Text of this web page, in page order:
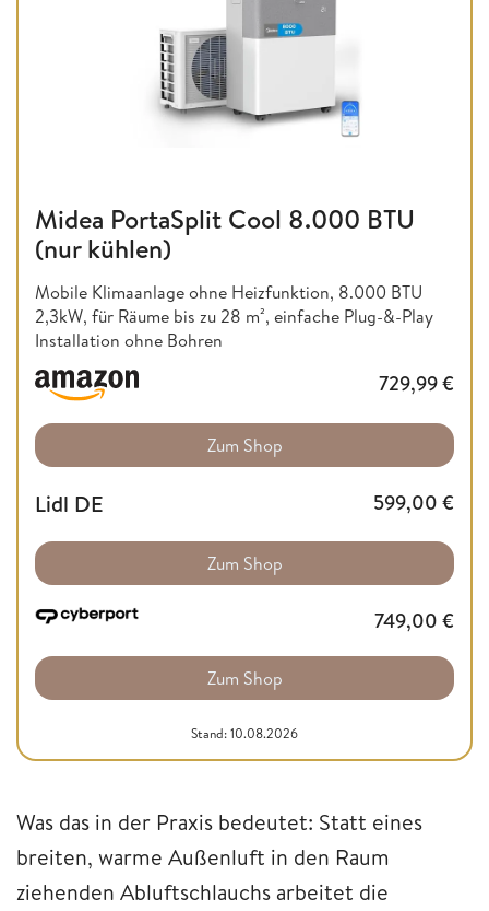
Midea PortaSplit Cool 8.000 BTU
(nur kühlen)
Mobile Klimaanlage ohne Heizfunktion, 8.000 BTU
2,3kW, für Räume bis zu 28 m², einfache Plug-&-Play
Installation ohne Bohren
729,99€
Zum Shop
Lidl DE 599,00 €
Zum Shop
749,00 €
Zum Shop
Stand: 10.08.2026
Was das in der Praxis bedeutet: Statt eines
breiten, warme Außenluft in den Raum
ziehenden Abluftschlauchs arbeitet die